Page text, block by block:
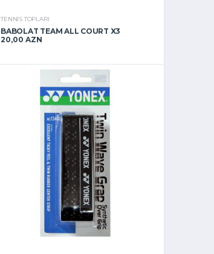
TENNIS TOPLARI
BABOLAT TEAM ALL COURT X3
20,00 AZN